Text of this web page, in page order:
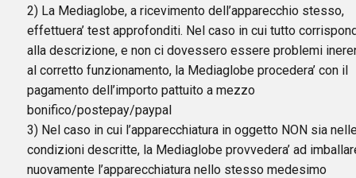
2) La Mediaglobe, a ricevimento dell’apparecchio stesso,
effettuera’ test approfonditi. Nel caso in cui tutto
alla descrizione, e non ci dovessero essere problemi
al corretto funzionamento, la Mediaglobe procedera’ con il
pagamento dell’importo pattuito a mezzo
bonifico/postepay/paypal
3) Nel caso in cui l’apparecchiatura in oggetto NON sia
condizioni descritte, la Mediaglobe provvedera’ ad
nuovamente l’apparecchiatura nello stesso medesimo